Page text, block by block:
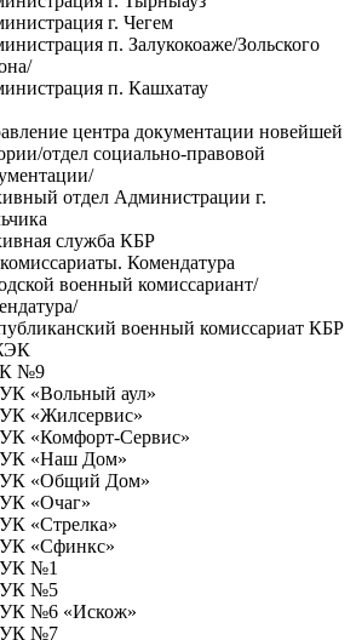
г. Чегем
п. Залукокоаже/Зольского
п. Кашхатау
центра документации новейшей
отдел социально-правовой
отдел Администрации г.
служба КБР
Комендатура
военный комиссариант/
военный комиссариат КБР
№9
«Вольный аул»
«Жилсервис»
«Комфорт-Сервис»
«Наш Дом»
«Общий Дом»
«Очаг»
«Стрелка»
«Сфинкс»
№1
№5
№6 «Искож»
№7